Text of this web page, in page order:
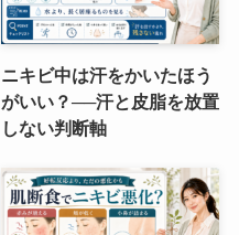
ニキビ中は汗をかいたほう
がいい？──汗と皮脂を放置
しない判断軸